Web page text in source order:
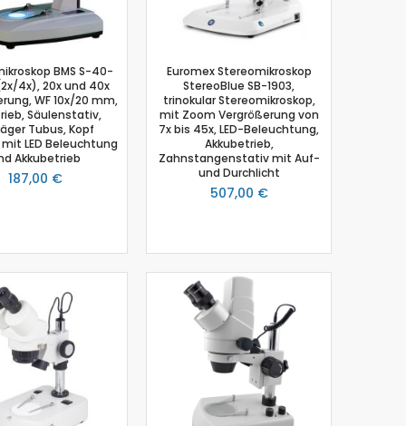
BMS S-40-
4x), 20x und 40x
WF 10x/20 mm,
Säulenstativ,
Tubus, Kopf
LED Beleuchtung
Akkubetrieb
187,00 €
Euromex Stereomikroskop
StereoBlue SB-1903,
trinokular Stereomikroskop,
mit Zoom Vergrößerung von
7x bis 45x, LED-Beleuchtung,
Akkubetrieb,
Zahnstangenstativ mit Auf-
und Durchlicht
507,00 €